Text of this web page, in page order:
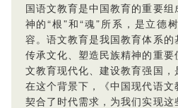
国语文教育是中国教育的重要
神的“根”和“魂”所系，是立德
容。语文教育是我国教育体系的
传承文化、塑造民族精神的重
文教育现代化、建设教育强国，
在这个背景下，《中国现代语文
契合了时代需求，为我们实现